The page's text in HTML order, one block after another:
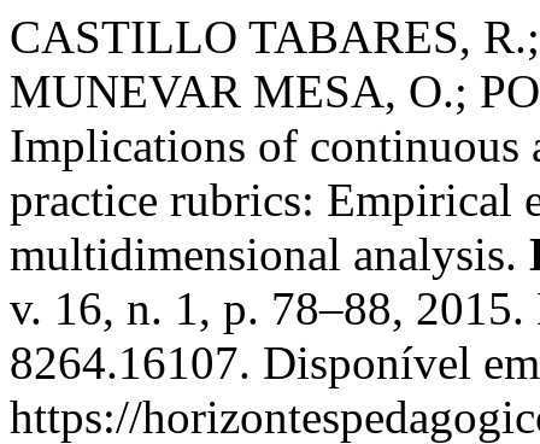
CASTILLO TABARES,
MUNEVAR MESA, O.;
Implications of continuous
practice rubrics: Empirical
multidimensional analysis.
v. 16, n. 1, p. 78–88,
8264.16107. Disponível
https://